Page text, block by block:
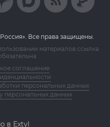
Все права защищены.
материалов ссылка
соглашение
персональных данных
персональных данных
в Extyl